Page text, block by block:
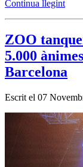
Continua llegint
ZOO
5.000
Barcelona
Escrit el 07